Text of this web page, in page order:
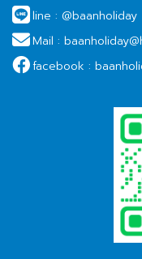
line : @baanholiday
Mail :
facebook :